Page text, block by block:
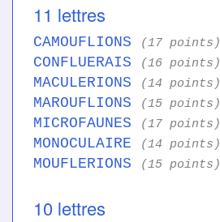
11 lettres
CAMOUFLIONS (17 points)
CONFLUERAIS (16 points)
MACULERIONS (14 points)
MAROUFLIONS (15 points)
MICROFAUNES (17 points)
MONOCULAIRE (14 points)
MOUFLERIONS (15 points)
10 lettres